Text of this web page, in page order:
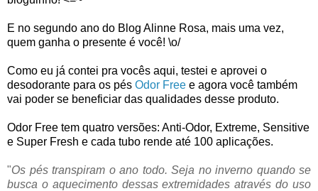
E no segundo ano do Blog Alinne Rosa, mais uma vez,
quem ganha o presente é você! \o/
Como eu já contei pra vocês aqui, testei e aprovei o
desodorante para os pés Odor Free e agora você também
vai poder se beneficiar das qualidades desse produto.
Odor Free tem quatro versões: Anti-Odor, Extreme, Sensitive
e Super Fresh e cada tubo rende até 100 aplicações.
"Os pés transpiram o ano todo. Seja no inverno quando se
busca o aquecimento dessas extremidades através do uso